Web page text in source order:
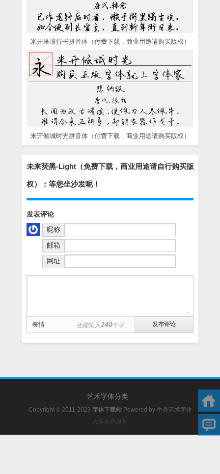
米开琳琅行书拼音体（付费下载，商业用途请购买版权）
米开倾城时光拼音体（付费下载，商业用途请购买版权）
未来荧黑-Light（免费下载，商业用途请自行购买版
权）：等您坐沙发呢！
发表评论
昵称
邮箱
网址
表情 还能输入240个字
艺术字体分类
Copyright © 2011-2023 字体下载站 Powered by 牛粪艺术字体
火车头伪原创